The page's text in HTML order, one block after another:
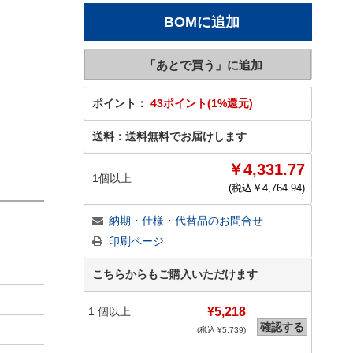
ポイント： 43ポイント(1%還元)
送料： 送料無料でお届けします
1個以上 ￥4,331.77
(税込￥ 4,764.94)
納期・仕様・代替品のお問合せ
印刷ページ
こちらからもご購入いただけます
1 個以上 ¥5,218
(税込 ¥5,739) 確認する